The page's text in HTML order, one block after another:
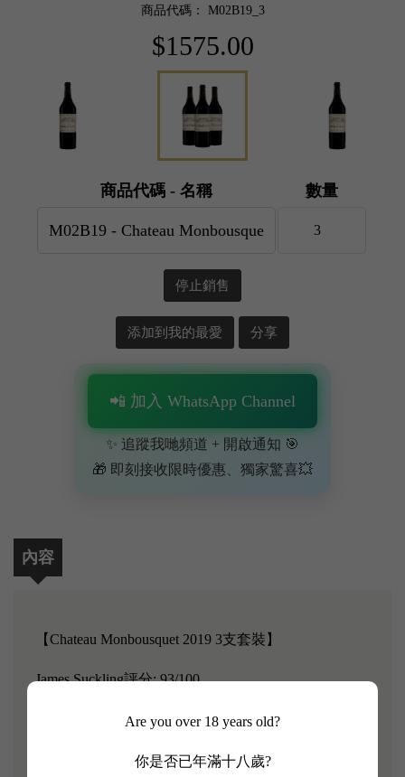
Are you over 18 years old?
你是否已年滿十八歲?
商品代碼： M02B19_3
$1575.00
商品代碼 - 名稱 數量
停止銷售
添加到我的最愛 分享
📲 加入 WhatsApp Channel
✨ 追蹤我哋頻道 + 開啟通知 🎯
🎁 即刻接收限時優惠、獨家驚喜💥
內容
【Chateau Monbousquet 2019 3支套裝】
James Suckling評分: 93/100
Chateau Monbousquet的歷史可追溯至1540年，到了近
Pavie-Decesse等多家著名酒莊的Gerard Perse買下。出